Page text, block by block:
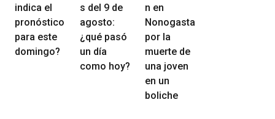
indica el
pronóstico
para este
domingo?
s del 9 de
agosto:
¿qué pasó
un día
como hoy?
n en
Nonogasta
por la
muerte de
una joven
en un
boliche